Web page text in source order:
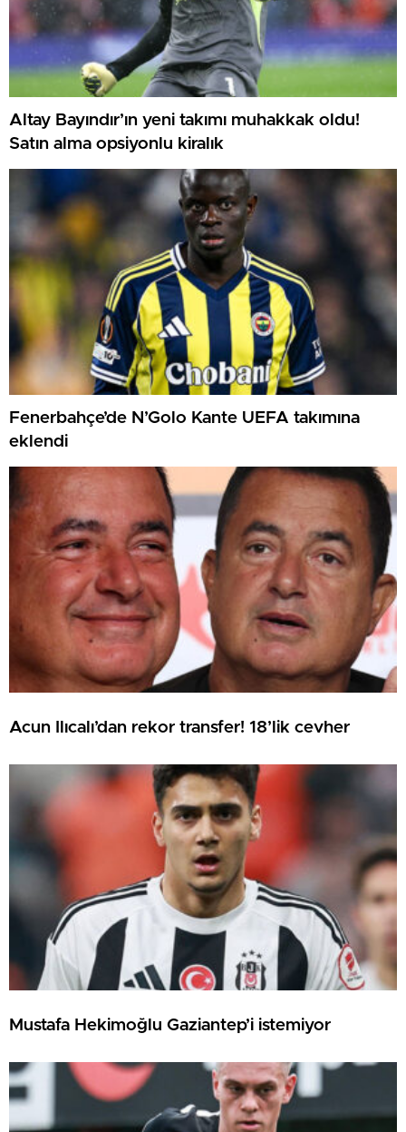
Altay Bayındır’ın yeni takımı muhakkak oldu!
Satın alma opsiyonlu kiralık
Fenerbahçe’de N’Golo Kante UEFA takımına
eklendi
Acun Ilıcalı’dan rekor transfer! 18’lik cevher
Mustafa Hekimoğlu Gaziantep’i istemiyor